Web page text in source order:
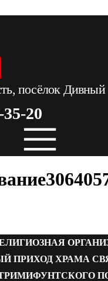
посёлок Дивный
20
ПРИХОД ХРАМА